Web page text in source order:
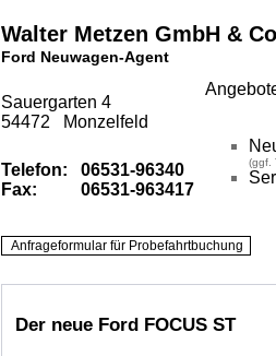
Walter Metzen GmbH &
Ford Neuwagen-Agent
Sauergarten 4
54472 Monzelfeld
Telefon: 06531-96340
Fax:
06531-963417
(ggf.
Der neue Ford FOCUS ST